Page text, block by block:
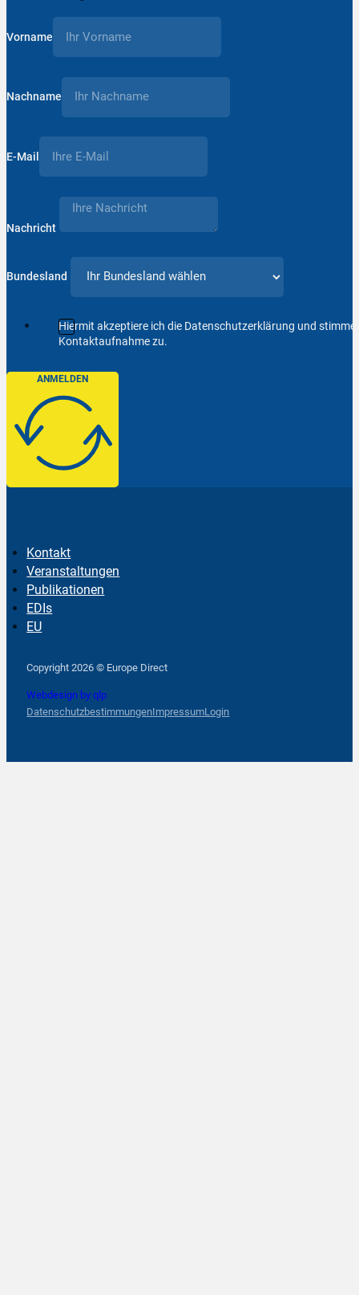
Vorname
Nachname
E-Mail
Nachricht
Bundesland
Hiermit akzeptiere ich die Datenschutzerklärung und
Kontaktaufnahme zu.
ANMELDEN
Kontakt
Veranstaltungen
Publikationen
EDIs
EU
Copyright 2026 © Europe Direct
Webdesign by qlp
DatenschutzbestimmungenImpressumLogin